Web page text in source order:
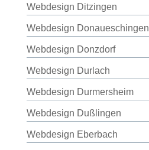
Webdesign Ditzingen
Webdesign Donaueschingen
Webdesign Donzdorf
Webdesign Durlach
Webdesign Durmersheim
Webdesign Dußlingen
Webdesign Eberbach